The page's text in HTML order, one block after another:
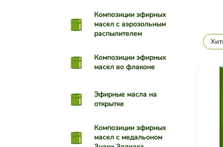
Композиции эфирных
масел с аэрозольным
распылителем
Композиции эфирных
масел во флаконе
Эфирные масла на
открытке
Композиции эфирных
масел с медальоном